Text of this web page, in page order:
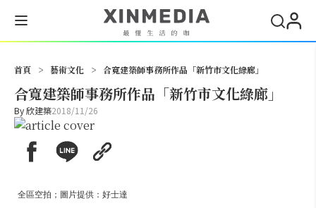
首頁 > 藝術文化 > 合寬建築師事務所作品「新竹市文化綠廊」
合寬建築師事務所作品「新竹市文化綠廊」
By欣建築2018/11/26
全區空拍；圖片提供：好士達